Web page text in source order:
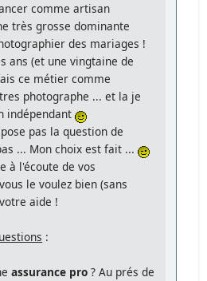
comme artisan
très grosse dominante
des mariages !
ans (et une vingtaine de
ce métier comme
photographe ... et la je
indépendant
pas la question de
... Mon choix est fait ...
à l'écoute de vos
le voulez bien (sans
aide !
:
assurance pro ? Au prés de